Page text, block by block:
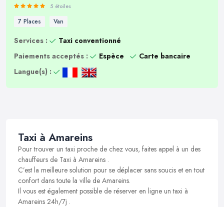
5 étoiles
7 Places Van
Services :
Taxi conventionné
Paiements acceptés :
Espèce
Carte bancaire
Langue(s) :
Taxi à Amareins
Pour trouver un taxi proche de chez vous, faites appel à un des
chauffeurs de Taxi à Amareins .
C’est la meilleure solution pour se déplacer sans soucis et en tout
confort dans toute la ville de Amareins.
Il vous est également possible de réserver en ligne un taxi à
Amareins 24h/7j .